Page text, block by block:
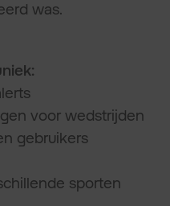
was.
voor wedstrijden
gebruikers
sporten